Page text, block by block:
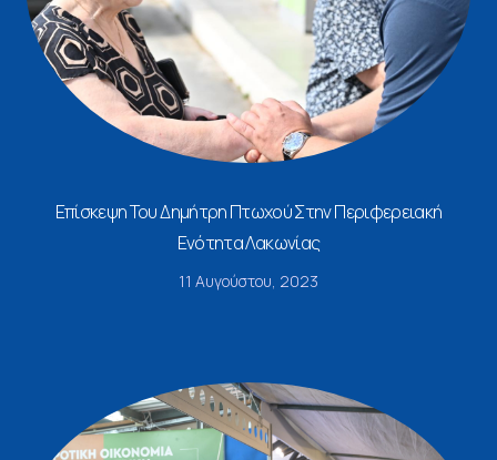
Επίσκεψη Του Δημήτρη Πτωχού Στην Περιφερειακή
Ενότητα Λακωνίας
11 Αυγούστου, 2023